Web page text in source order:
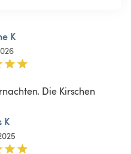
K
Die Kirschen
K